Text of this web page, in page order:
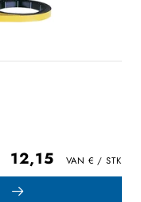
12,15